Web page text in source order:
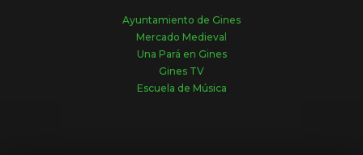
Ayuntamiento de Gines
Mercado Medieval
Una Pará en Gines
Gines TV
Escuela de Música